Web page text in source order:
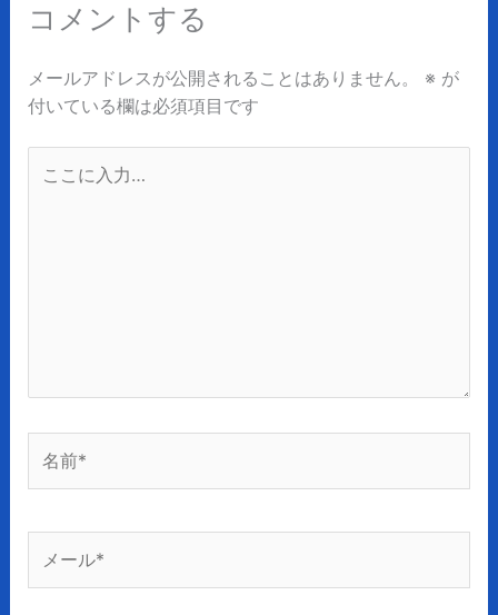
コメントする
メールアドレスが公開されることはありません。 ※ が
付いている欄は必須項目です
前